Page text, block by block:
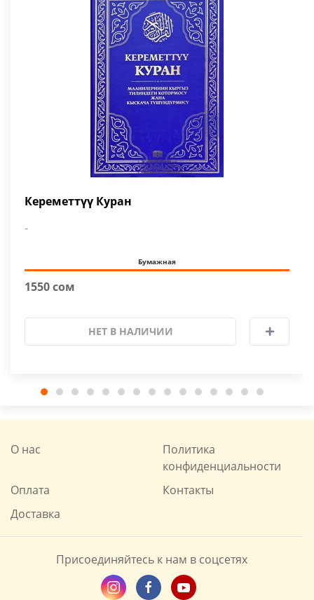
Кереметтүү Куран
-
Бумажная
1550 сом
НЕТ В НАЛИЧИИ
О нас
Политика
конфиденциальности
Оплата
Контакты
Доставка
Присоединяйтесь к нам в соцсетях